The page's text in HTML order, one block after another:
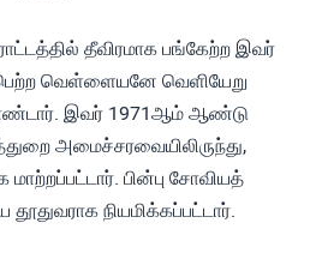
தீவிரமாக பங்கேற்ற இவர்
வெள்ளையனே வெளியேறு
இவர் 1971ஆம் ஆண்டு
அமைச்சரவையிலிருந்து,
பின்பு சோவியத்
நியமிக்கப்பட்டார்.